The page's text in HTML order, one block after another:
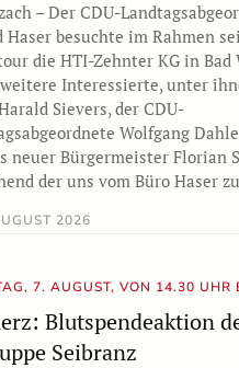
– Der CDU-
Haser besuchte im Rahmen
die HTI-Zehnter KG in Bad
Interessierte, unter
Sievers, der CDU-
Wolfgang
neuer Bürgermeister Florian
der uns vom Büro Haser
2026
7. AUGUST, VON 14.30 UHR
Blutspendeaktion
Seibranz